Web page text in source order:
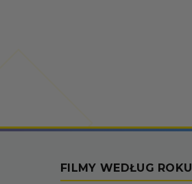
FILMY WEDŁUG ROKU